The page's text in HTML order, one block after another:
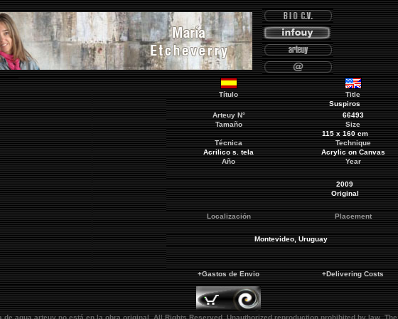
Título Title
Suspiros
ArteuyN°
66493
Tamaño
Size
115 x 160 cm
Técnica
Technique
Acrilico s. tela
Acrylic on Canvas
Año
Year
2009
Original
Localización Placement
Montevideo, Uruguay
+Gastos de Envio +Delivering Costs
de aguaarteuyno está en la obra original.All Rights Reserved. Unauthorized reproduction prohibited by law. The